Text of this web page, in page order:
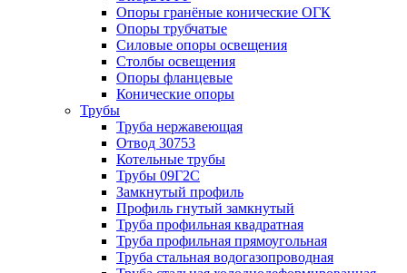
Опоры гранёные конические ОГК
Опоры трубчатые
Силовые опоры освещения
Столбы освещения
Опоры фланцевые
Конические опоры
Трубы
Труба нержавеющая
Отвод 30753
Котельные трубы
Трубы 09Г2С
Замкнутый профиль
Профиль гнутый замкнутый
Труба профильная квадратная
Труба профильная прямоугольная
Труба стальная водогазопроводная